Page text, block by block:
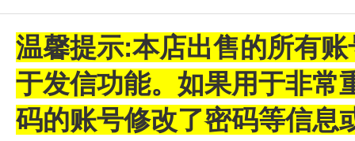
温馨提示:本店出售的所有
于发信功能。 如果用于非常
码的账号修改了密码等信息